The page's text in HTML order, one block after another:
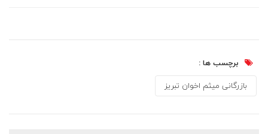
برچسب ها :
بازرگانی میثم اخوان تبریز